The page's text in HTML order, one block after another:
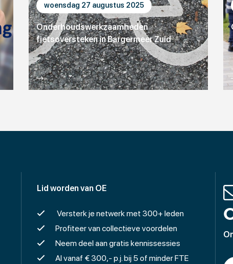
woensdag 27 augustus 2025
Onderhoudswerkzaamheden
fietsoversteken in Bargermeer Zuid
Lid worden van OE
Versterk je netwerk met 300+ leden
Profiteer van collectieve voordelen
Neem deel aan gratis kennissessies
Al vanaf € 300,- p.j. bij 5 of minder FTE